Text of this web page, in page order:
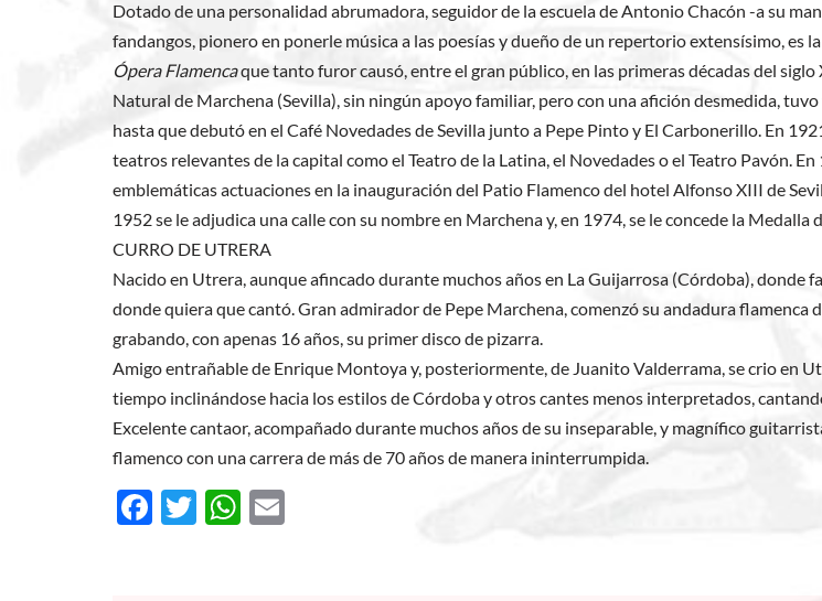
Dotado de una personalidad abrumadora, seguidor de la escuela de Antonio Chacón -a su
fandangos, pionero en ponerle música a las poesías y dueño de un repertorio extensísimo,
Ópera Flamencaque tanto furor causó, entre el gran público, en las primeras décadas del siglo
Natural de Marchena (Sevilla), sin ningún apoyo familiar, pero con una afición desmedida,
hasta que debutó en el Café Novedades de Sevilla junto a Pepe Pinto y El Carbonerillo. En
teatros relevantes de la capital como el Teatro de la Latina, el Novedades o el Teatro Pavón.
emblemáticas actuaciones en la inauguración del Patio Flamenco del hotel Alfonso XIII de
1952 se le adjudica una calle con su nombre en Marchena y, en 1974, se le concede la Medalla
CURRO DE UTRERA
Nacido en Utrera, aunque afincado durante muchos años en La Guijarrosa (Córdoba), donde
donde quiera que cantó. Gran admirador de Pepe Marchena, comenzó su andadura
grabando, con apenas 16 años, su primer disco de pizarra.
Amigo entrañable de Enrique Montoya y, posteriormente, de Juanito Valderrama, se crio en
tiempo inclinándose hacia los estilos de Córdoba y otros cantes menos interpretados,
Excelente cantaor, acompañado durante muchos años de su inseparable, y magnífico
flamenco con una carrera de más de 70 años de manera ininterrumpida.
F
T
W